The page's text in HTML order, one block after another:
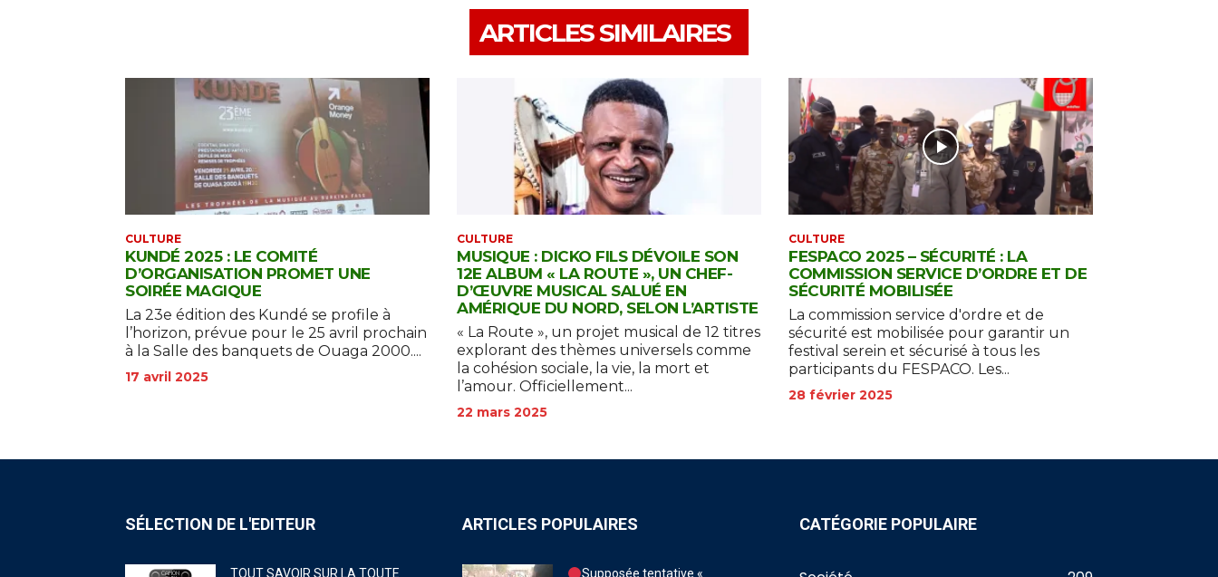
ARTICLES SIMILAIRES
CULTURE
KUNDÉ 2025 : LE COMITÉ
D’ORGANISATION PROMET UNE
SOIRÉE MAGIQUE
La 23e édition des Kundé se profile à
l’horizon, prévue pour le 25 avril prochain
à la Salle des banquets de Ouaga 2000....
17 avril 2025
CULTURE
MUSIQUE : DICKO FILS DÉVOILE SON
12E ALBUM « LA ROUTE », UN CHEF-
D’ŒUVRE MUSICAL SALUÉ EN
AMÉRIQUE DU NORD, SELON L’ARTISTE
« La Route », un projet musical de 12 titres
explorant des thèmes universels comme
la cohésion sociale, la vie, la mort et
l’amour. Officiellement...
22 mars 2025
CULTURE
FESPACO 2025 – SÉCURITÉ : LA
COMMISSION SERVICE D’ORDRE ET DE
SÉCURITÉ MOBILISÉE
La commission service d'ordre et de
sécurité est mobilisée pour garantir un
festival serein et sécurisé à tous les
participants du FESPACO. Les...
28 février 2025
SÉLECTION DE L'EDITEUR
TOUT SAVOIR SUR LA TOUTE
ARTICLES POPULAIRES
Supposée tentative «
CATÉGORIE POPULAIRE